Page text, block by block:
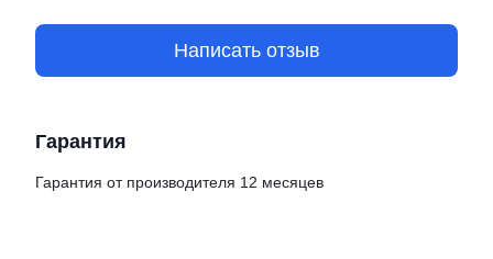
Написать отзыв
Гарантия
Гарантия от производителя 12 месяцев